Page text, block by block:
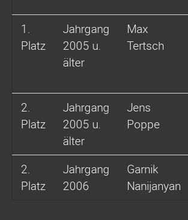
1.
Platz
Jahrgang
2005 u.
älter
Max
Tertsch
2.
Platz
Jahrgang
2005 u.
älter
Jens
Poppe
2.
Platz
Jahrgang
2006
Garnik
Nanijanyan